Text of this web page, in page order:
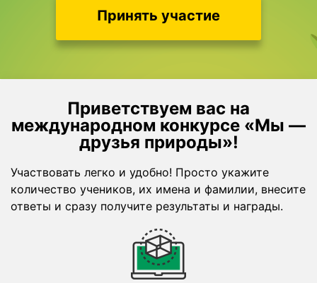
Принять участие
Приветствуем вас на
международном конкурсе «Мы —
друзья природы»!
Участвовать легко и удобно! Просто укажите
количество учеников, их имена и фамилии, внесите
ответы и сразу получите результаты и награды.